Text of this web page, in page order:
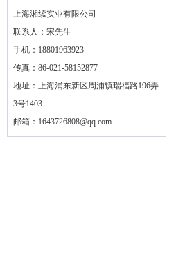
上海湘续实业有限公司
联系人：宋先生
手机：18801963923
传真：86-021-58152877
地址：上海浦东新区周浦镇瑞福路196弄
3号1403
邮箱： 1643726808@qq.com